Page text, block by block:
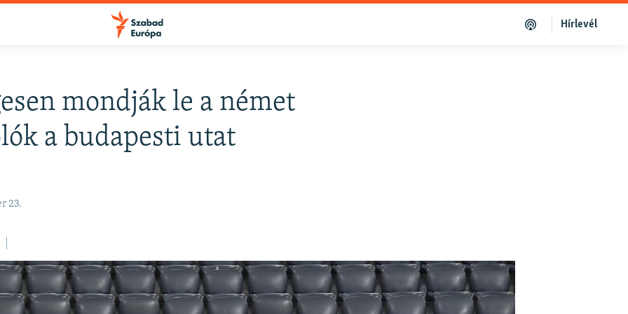
Hírlevél
mondják le a német
a budapesti utat
23.
FELIRATKOZÁS